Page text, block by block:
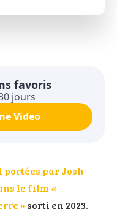
favoris
jours
Video
portées par Josh
le film «
»sorti en 2023.